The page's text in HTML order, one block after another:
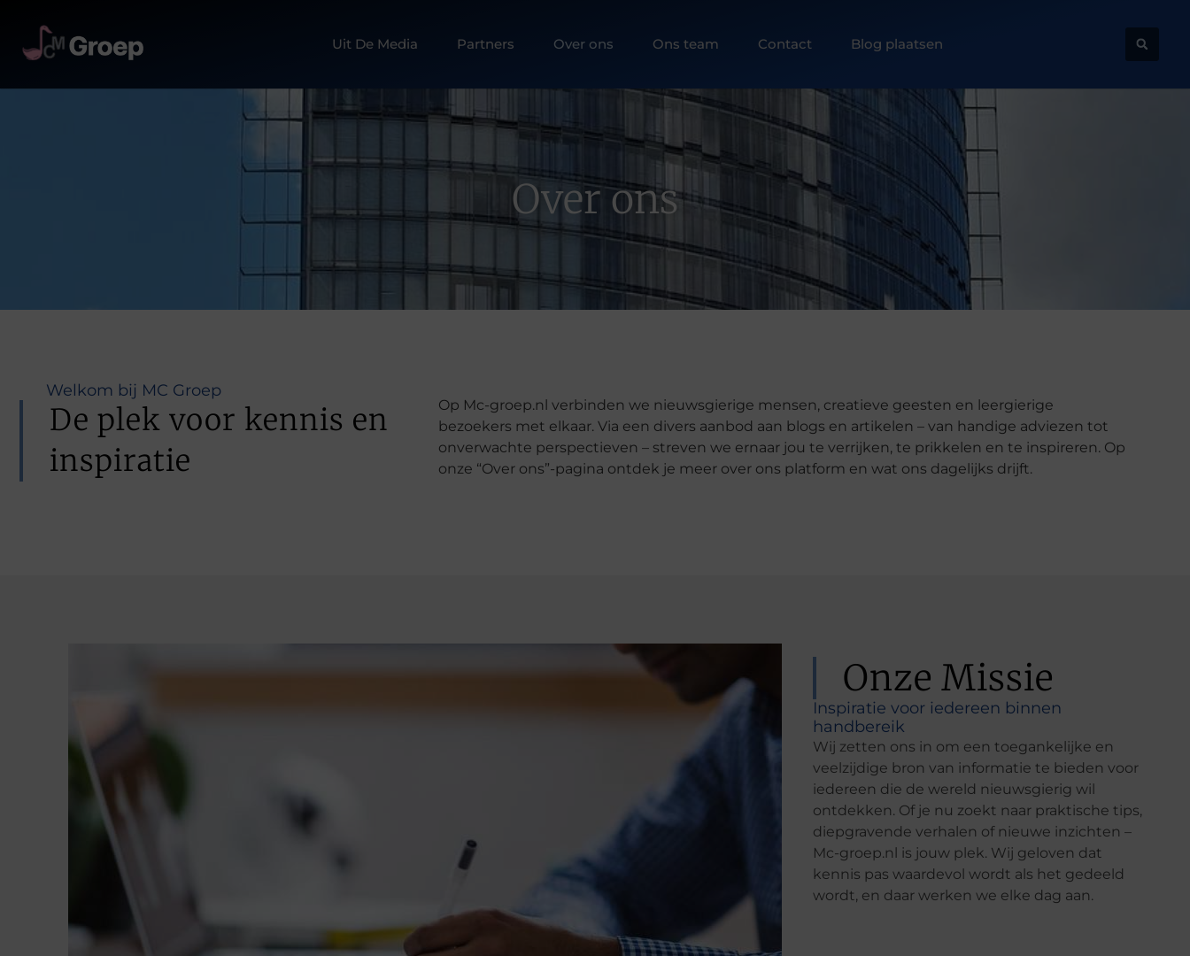
Uit De Media Partners Over ons Ons team Contact Blog plaatsen
Over ons
Welkom bij MC Groep
De plek voor kennis en
inspiratie
Op Mc-groep.nl verbinden we nieuwsgierige mensen, creatieve geesten en leergierige
bezoekers met elkaar. Via een divers aanbod aan blogs en artikelen – van handige adviezen tot
onverwachte perspectieven – streven we ernaar jou te verrijken, te prikkelen en te inspireren. Op
onze “Over ons”-pagina ontdek je meer over ons platform en wat ons dagelijks drijft.
Onze Missie
Inspiratie voor iedereen binnen
handbereik
Wij zetten ons in om een toegankelijke en
veelzijdige bron van informatie te bieden voor
iedereen die de wereld nieuwsgierig wil
ontdekken. Of je nu zoekt naar praktische tips,
diepgravende verhalen of nieuwe inzichten –
Mc-groep.nl is jouw plek. Wij geloven dat
kennis pas waardevol wordt als het gedeeld
wordt, en daar werken we elke dag aan.